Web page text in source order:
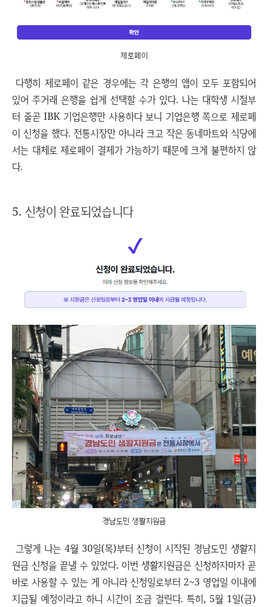
제로페이
다행히 제로페이 같은 경우에는 각 은행의 앱이 모두 포함되어
있어 주거래 은행을 쉽게 선택할 수가 있다. 나는 대학생 시절부
터 줄곧 IBK 기업은행만 사용하다 보니 기업은행 쪽으로 제로페
이 신청을 했다. 전통시장만 아니라 크고 작은 동네마트와 식당에
서는 대체로 제로페이 결제가 가능하기 때문에 크게 불편하지 않
다.
5. 신청이 완료되었습니다
경남도민 생활지원금
그렇게 나는 4월 30일(목)부터 신청이 시작된 경남도민 생활지
원금 신청을 끝낼 수 있었다. 이번 생활지원금은 신청하자마자 곧
바로 사용할 수 있는 게 아니라 신청일로부터 2~3 영업일 이내에
지급될 예정이라고 하니 시간이 조금 걸린다. 특히, 5월 1일(금)